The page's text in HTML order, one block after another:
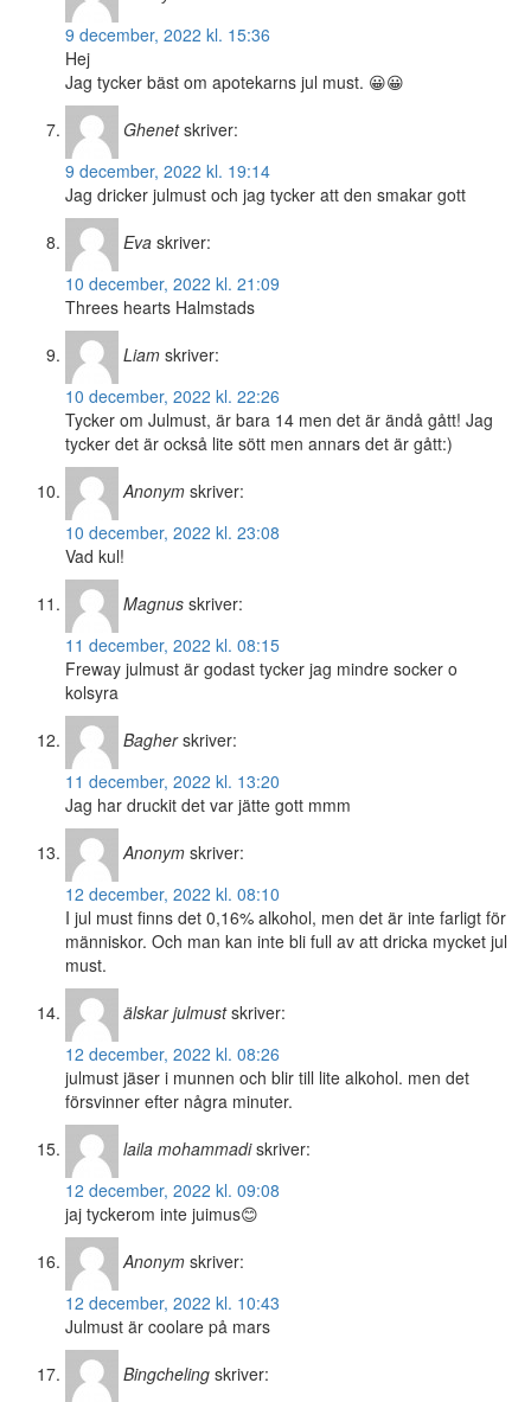
9 december, 2022 kl. 15:36
Hej
Jag tycker bäst om apotekarns jul must. 😀😀
Ghenet skriver:
9 december, 2022 kl. 19:14
Jag dricker julmust och jag tycker att den smakar gott
Eva skriver:
10 december, 2022 kl. 21:09
Threes hearts Halmstads
Liam skriver:
10 december, 2022 kl. 22:26
Tycker om Julmust, är bara 14 men det är ändå gått! Jag
tycker det är också lite sött men annars det är gått:)
Anonym skriver:
10 december, 2022 kl. 23:08
Vad kul!
Magnus skriver:
11 december, 2022 kl. 08:15
Freway julmust är godast tycker jag mindre socker o
kolsyra
Bagher skriver:
11 december, 2022 kl. 13:20
Jag har druckit det var jätte gott mmm
Anonym skriver:
12 december, 2022 kl. 08:10
I jul must finns det 0,16% alkohol, men det är inte farligt för
människor. Och man kan inte bli full av att dricka mycket jul
must.
älskar julmust skriver:
12 december, 2022 kl. 08:26
julmust jäser i munnen och blir till lite alkohol. men det
försvinner efter några minuter.
laila mohammadi skriver:
12 december, 2022 kl. 09:08
jaj tyckerom inte juimus😊
Anonym skriver:
12 december, 2022 kl. 10:43
Julmust är coolare på mars
Bingcheling skriver: